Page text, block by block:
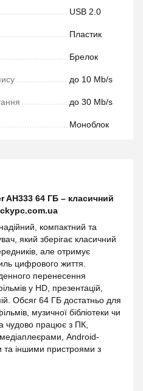
USB 2.0
Пластик
Брелок
до 10 Mb/s
до 30 Mb/s
Моноблок
64 ГБ – класичний
компактний та
який зберігає класичний
але отримує
цифрового життя.
перенесення
у HD, презентацій,
Обсяг 64 ГБ достатньо для
музичної бібліотеки чи
чудово працює з ПК,
Android-
іншими пристроями з